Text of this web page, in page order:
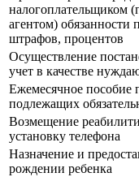
налогоплательщиком
агентом) обязанности
штрафов, процентов
Осуществление
учет в качестве
Ежемесячное пособие
подлежащих
Возмещение
установку телефона
Назначение и
рождении ребенка